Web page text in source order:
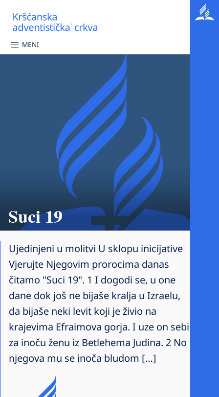
MENI
Suci 19
Ujedinjeni u molitvi U sklopu inicijative
Vjerujte Njegovim prorocima danas
čitamo "Suci 19". 1 I dogodi se, u one
dane dok još ne bijaše kralja u Izraelu,
da bijaše neki levit koji je živio na
krajevima Efraimova gorja. I uze on sebi
za inoču ženu iz Betlehema Judina. 2 No
njegova mu se inoča bludom […]